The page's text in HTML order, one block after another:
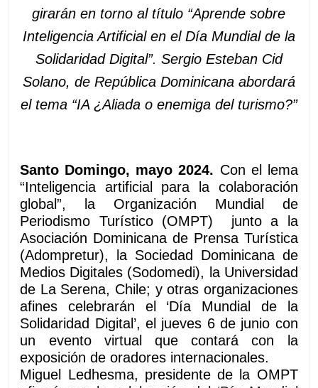
girarán en torno al título “Aprende sobre
Inteligencia Artificial en el Día Mundial de la
Solidaridad Digital”. Sergio Esteban Cid
Solano, de República Dominicana abordará
el tema “IA ¿Aliada o enemiga del turismo?”
Santo Domingo, mayo 2024. Con el lema
“Inteligencia artificial para la colaboración
global”, la Organización Mundial de
Periodismo Turístico (OMPT) junto a la
Asociación Dominicana de Prensa Turística
(Adompretur), la Sociedad Dominicana de
Medios Digitales (Sodomedi), la Universidad
de La Serena, Chile; y otras organizaciones
afines celebrarán el ‘Día Mundial de la
Solidaridad Digital’,el jueves 6 de junio con
un evento virtual que contará con la
exposición de oradores internacionales.
Miguel Ledhesma, presidente de la OMPT